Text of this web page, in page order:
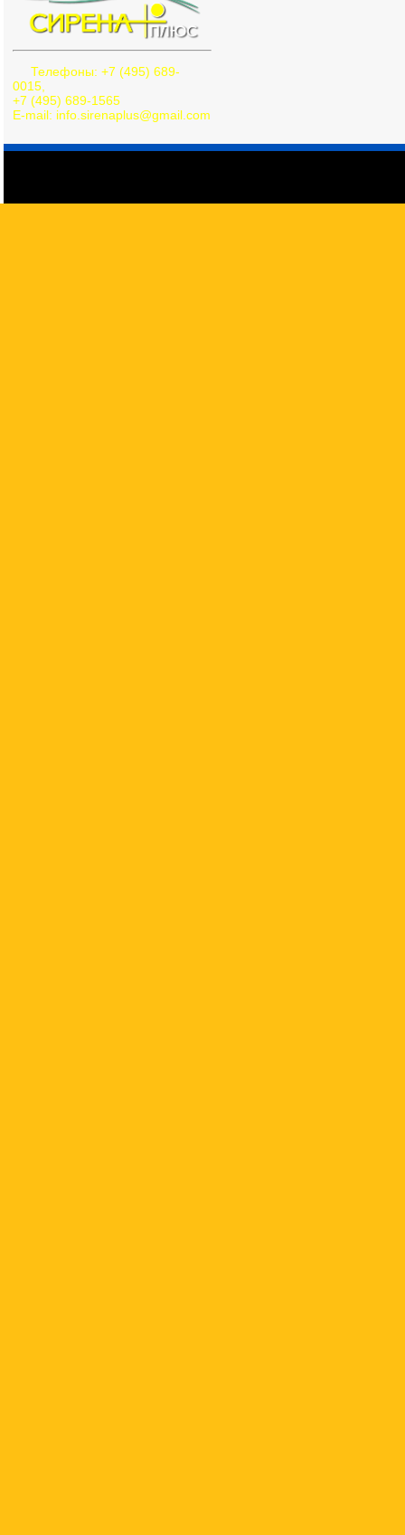
Телефоны: +7 (495) 689-
0015,
+7 (495) 689-1565
E-mail: info.sirenaplus@gmail.com